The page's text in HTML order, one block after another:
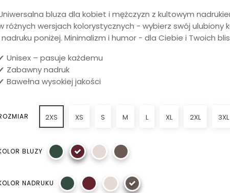
bluza dla kobiet i mężczyzn z kultowym
różnych wersjach kolorystycznych - wybierz swój ulubiony
nadruku poniżej. Minimalizm i humor - dla Ciebie i Twoich
Unisex – pasuje każdemu
Zabawny nadruk
Bawełna wysokiej jakości
2XS XS S M L XL 2XL 3XL
BLUZY
NADRUKU